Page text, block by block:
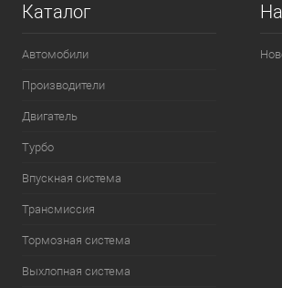
Каталог
Автомобили
Производители
Двигатель
Турбо
Впускная система
Трансмиссия
Тормозная система
Выхлопная система